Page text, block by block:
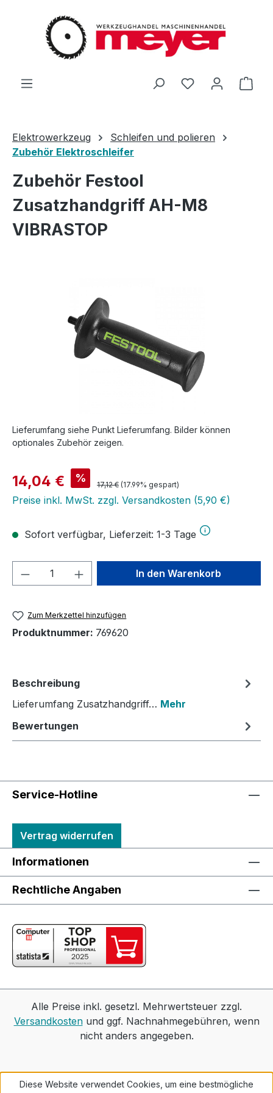
Zum Hauptinhalt springen
Du hast 0
Elektrowerkzeug
Schleifen und polieren
Zubehör Elektroschleifer
Zubehör Festool
Zusatzhandgriff AH-M8
VIBRASTOP
Lieferumfang siehe Punkt Lieferumfang. Bilder können
optionales Zubehör zeigen.
Verkaufspreis:
14,04 € % Regulärer Preis:
17,12 € (17.99% gespart)
Preise inkl. MwSt. zzgl. Versandkosten (5,90 €)
Sofort verfügbar, Lieferzeit: 1-3 Tage
Produkt Anzahl: Gib denIn den Warenkorb
Zum Merkzettel hinzufügen
Produktnummer: 769620
Beschreibung
Lieferumfang Zusatzhandgriff… Mehr
Bewertungen
Service-Hotline
Vertrag widerrufen
Informationen
Rechtliche Angaben
Alle Preise inkl. gesetzl. Mehrwertsteuer zzgl.
Versandkostenund ggf. Nachnahmegebühren, wenn
nicht anders angegeben.
Diese Website verwendet Cookies, um eine bestmögliche